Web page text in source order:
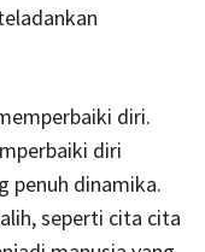
diri.
diri
penuh dinamika.
seperti cita cita